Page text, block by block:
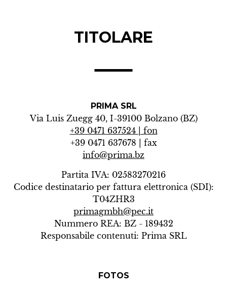
TITOLARE
PRIMA SRL
Via Luis Zuegg 40, I-39100 Bolzano (BZ)
+39 0471 637524 | fon
+39 0471 637678 | fax
info@prima.bz
Partita IVA: 02583270216
Codice destinatario per fattura elettronica (SDI):
T04ZHR3
primagmbh@pec.it
Nummero REA: BZ - 189432
Responsabile contenuti: Prima SRL
FOTOS